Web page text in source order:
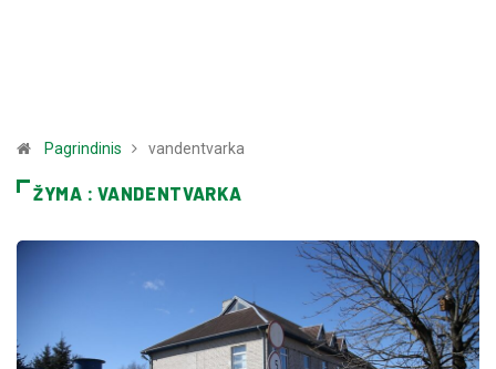
Pagrindinis vandentvarka
ŽYMA : VANDENTVARKA